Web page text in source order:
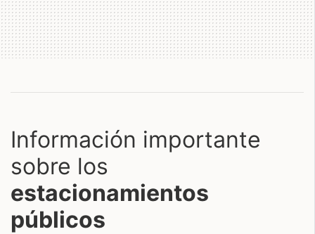
Información importante
sobre los
estacionamientos
públicos